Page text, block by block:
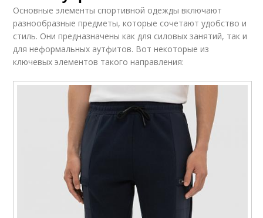
Спортивный
топ+костюм
Спортивный образ
Спортивная обувь
одежде
Одежда для мужчин Основные требования
Одежда для занятий Спортивная одежда
Основные элементы спортивной одежды включают
разнообразные предметы, которые сочетают удобство и
стиль. Они предназначены как для силовых занятий, так и
для неформальных аутфитов. Вот некоторые из
ключевых элементов такого направления: